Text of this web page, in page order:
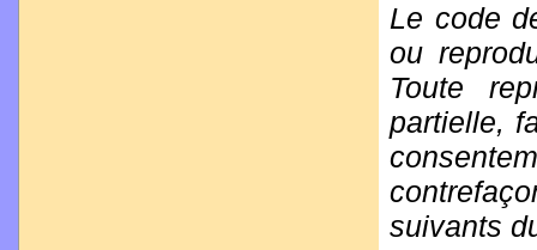
Le code
ou
Toute
partielle,
suivants